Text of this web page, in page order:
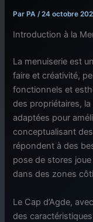
ParPA/24 octobre
Introduction à la
La menuiserie est
faire et créativité,
fonctionnels et
des propriétaires,
adaptées pour
conceptualisant
répondent à des
pose de stores
dans des zones
Le Cap d’Agde,
des